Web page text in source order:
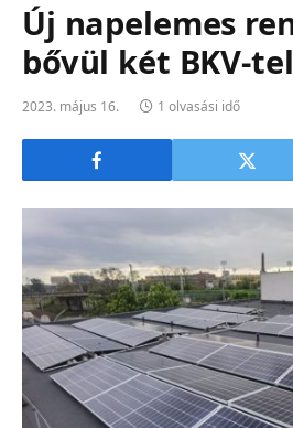
Új napelemes
bővül két BKV-
2023. május 16. 1 olvasási idő